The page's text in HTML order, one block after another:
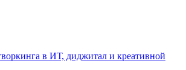
в ИТ, диджитал и креативной